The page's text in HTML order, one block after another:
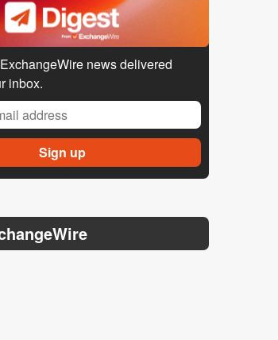
news delivered
inbox.